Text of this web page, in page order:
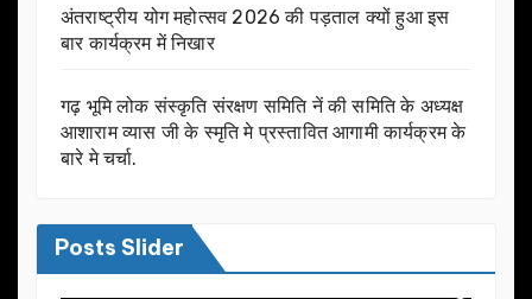
अंतराष्ट्रीय योग महोत्सव 2026 की पड़ताल क्यों हुआ इस
बार कार्यक्रम में निखार
गढ़ भूमि लोक संस्कृति संरक्षण समिति नें की समिति के अध्यक्ष
आशाराम व्यास जी के स्मृति मे प्रस्तावित आगामी कार्यक्रम के
बारे मे चर्चा.
Posts Slider